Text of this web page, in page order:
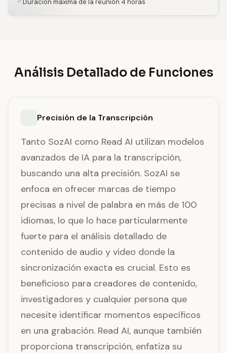
Duración máxima de la reunión 4 horas
Análisis Detallado de Funciones
Precisión de la Transcripción
Tanto SozAI como Read AI utilizan modelos
avanzados de IA para la transcripción,
buscando una alta precisión. SozAI se
enfoca en ofrecer marcas de tiempo
precisas a nivel de palabra en más de 100
idiomas, lo que lo hace particularmente
fuerte para el análisis detallado de
contenido de audio y video donde la
sincronización exacta es crucial. Esto es
beneficioso para creadores de contenido,
investigadores y cualquier persona que
necesite identificar momentos específicos
en una grabación. Read AI, aunque también
proporciona transcripción, enfatiza su